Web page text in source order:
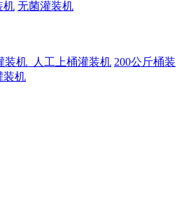
机 无菌灌装机
装机_人工上桶灌装机 200公斤桶装
装机